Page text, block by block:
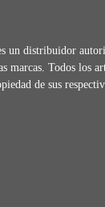
un distribuidor
marcas. Todos los
de sus